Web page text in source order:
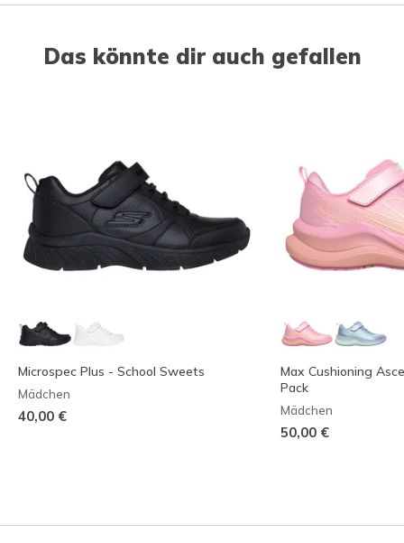
Das könnte dir auch gefallen
Microspec Plus - School Sweets
Mädchen
40,00 €
Max Cushioning
Pack
Mädchen
50,00 €